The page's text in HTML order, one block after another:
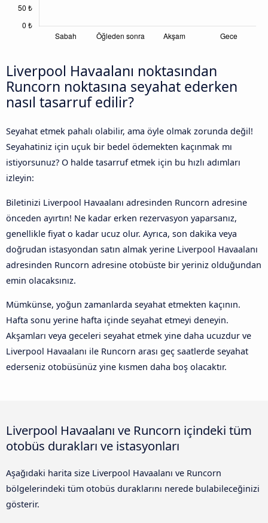
Liverpool Havaalanı noktasından
Runcorn noktasına seyahat ederken
nasıl tasarruf edilir?
Seyahat etmek pahalı olabilir, ama öyle olmak zorunda değil!
Seyahatiniz için uçuk bir bedel ödemekten kaçınmak mı
istiyorsunuz? O halde tasarruf etmek için bu hızlı adımları
izleyin:
Biletinizi Liverpool Havaalanı adresinden Runcorn adresine
önceden ayırtın! Ne kadar erken rezervasyon yaparsanız,
genellikle fiyat o kadar ucuz olur. Ayrıca, son dakika veya
doğrudan istasyondan satın almak yerine Liverpool Havaalanı
adresinden Runcorn adresine otobüste bir yeriniz olduğundan
emin olacaksınız.
Mümkünse, yoğun zamanlarda seyahat etmekten kaçının.
Hafta sonu yerine hafta içinde seyahat etmeyi deneyin.
Akşamları veya geceleri seyahat etmek yine daha ucuzdur ve
Liverpool Havaalanı ile Runcorn arası geç saatlerde seyahat
ederseniz otobüsünüz yine kısmen daha boş olacaktır.
Liverpool Havaalanı ve Runcorn içindeki tüm
otobüs durakları ve istasyonları
Aşağıdaki harita size Liverpool Havaalanı ve Runcorn
bölgelerindeki tüm otobüs duraklarını nerede bulabileceğinizi
gösterir.